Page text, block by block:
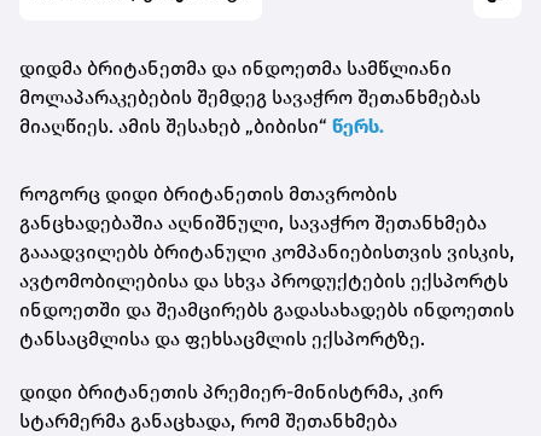
დიდმა ბრიტანეთმა და ინდოეთმა სამწლიანი
მოლაპარაკებების შემდეგ სავაჭრო შეთანხმებას
მიაღწიეს. ამის შესახებ „ბიბისი“ წერს.
როგორც დიდი ბრიტანეთის მთავრობის
განცხადებაშია აღნიშნული, სავაჭრო შეთანხმება
გააადვილებს ბრიტანული კომპანიებისთვის ვისკის,
ავტომობილებისა და სხვა პროდუქტების ექსპორტს
ინდოეთში და შეამცირებს გადასახადებს ინდოეთის
ტანსაცმლისა და ფეხსაცმლის ექსპორტზე.
დიდი ბრიტანეთის პრემიერ-მინისტრმა, კირ
სტარმერმა განაცხადა, რომ შეთანხმება